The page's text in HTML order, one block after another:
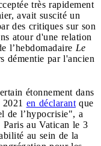
très rapidement
avait suscité un
des critiques sur son
atour d'une relation
l’hebdomadaire Le
démentie par l'ancien
étonnement dans
en déclarant que
de l’hypocrisie", a
Paris au Vatican le 3
au sein de la